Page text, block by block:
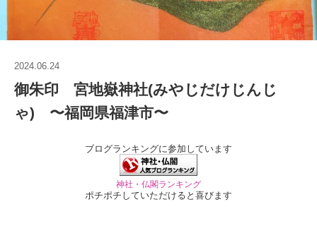
2024.06.24
御朱印 宮地嶽神社(みやじだけじんじ
ゃ) 〜福岡県福津市〜
ブログランキングに参加しています
神社・仏閣ランキング
ポチポチしていただけると喜びます